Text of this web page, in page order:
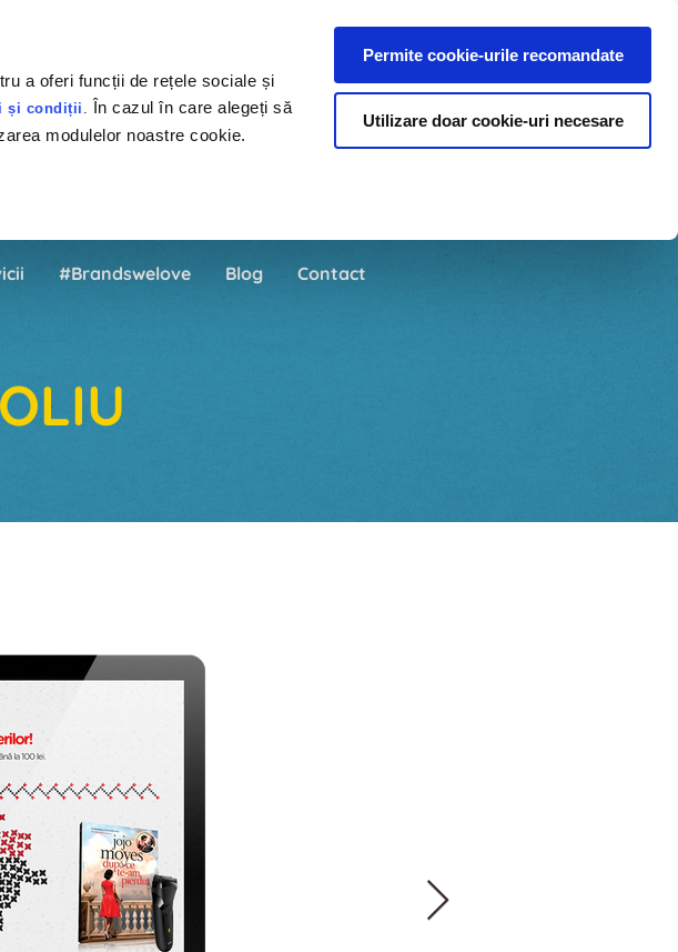
a oferi funcții de rețele sociale și
și condiții . În cazul în care alegeți să
modulelor noastre cookie.
Permite cookie-urile recomandate
Utilizare doar cookie-uri necesare
#Brandswelove Blog Contact